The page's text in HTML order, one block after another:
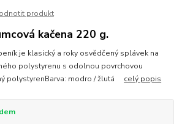
produkt
kačena 220 g.
je klasický a roky osvědčený splávek na
polystyrenu s odolnou povrchovou
polystyrenBarva: modro / žlutá celý popis